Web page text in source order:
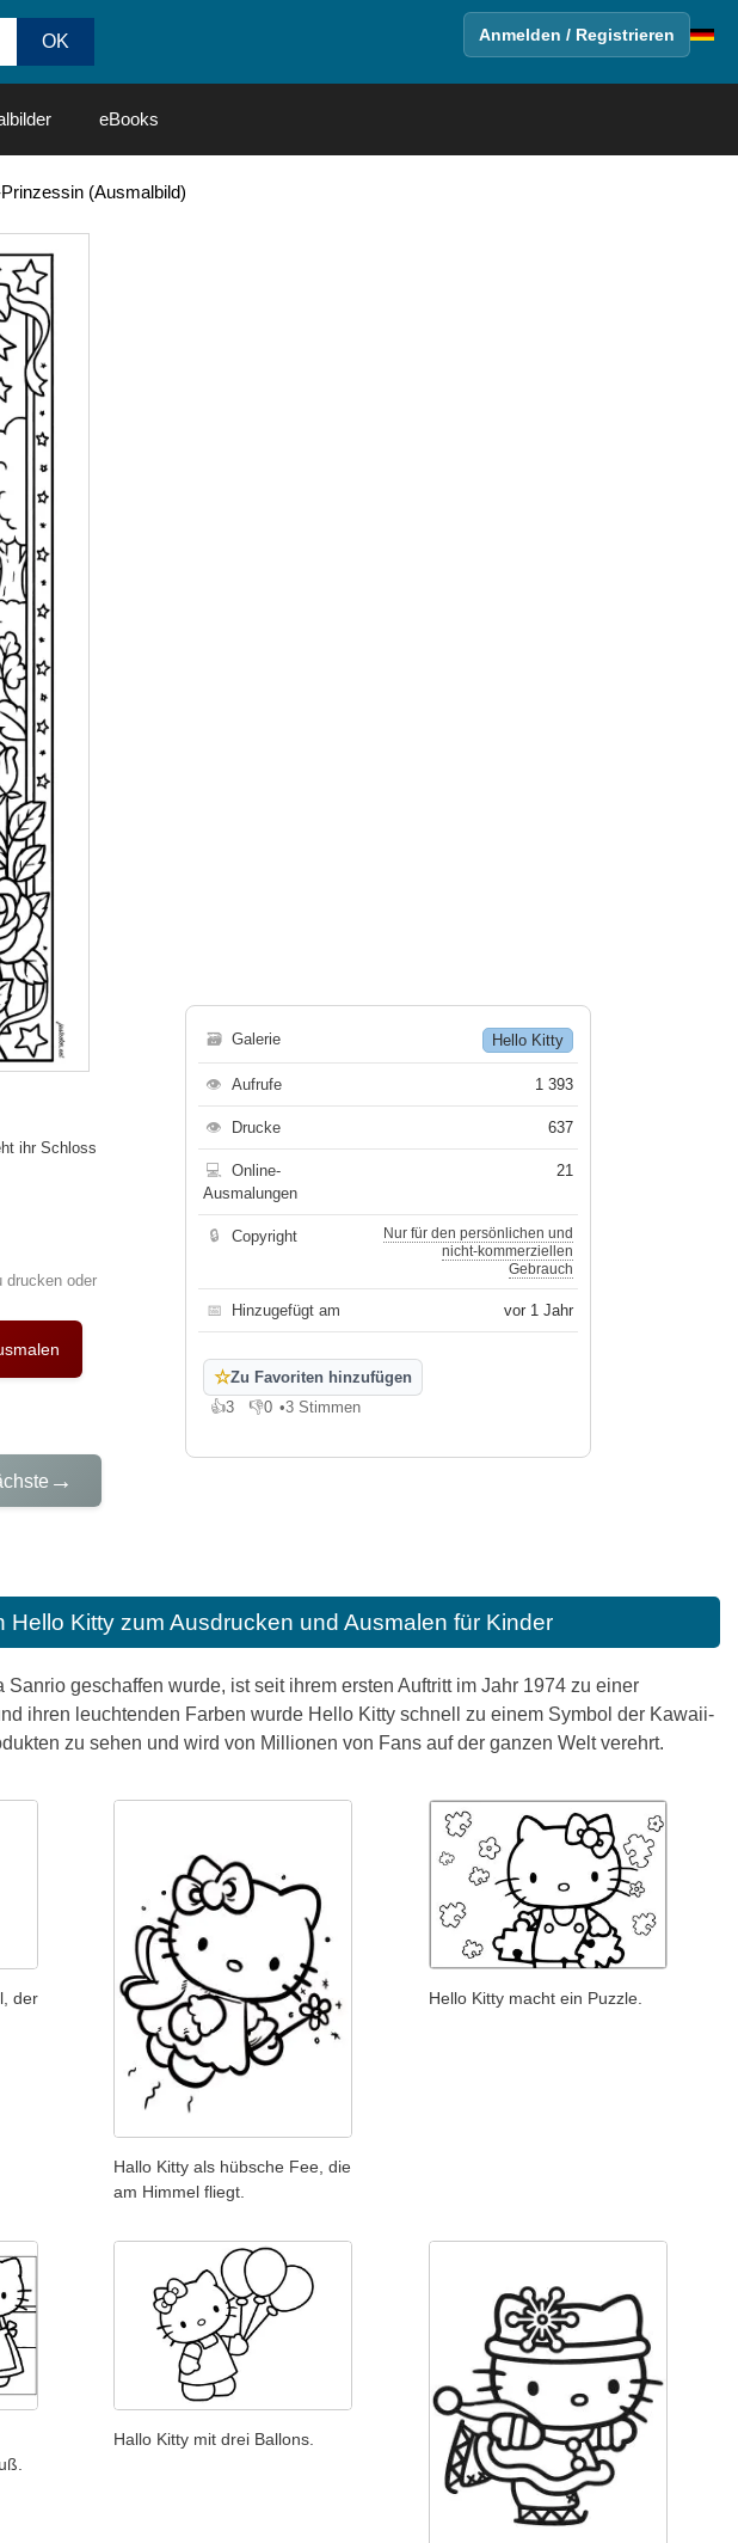
Anmelden / Registrieren
eBooks
(Ausmalbild)
ihr Schloss
drucken oder
→
🗃 Galerie Hello Kitty
👁 Aufrufe 1 393
👁 Drucke 637
💻
Online-
Ausmalungen
21
🔒 Copyright
Nur für den persönlichen und
nicht-kommerziellen
Gebrauch
📅 Hinzugefügt am vor 1 Jahr
☆Zu Favoriten hinzufügen
👍3
Gefällt mir
👎0
Gefällt mir nicht
•3 Stimmen
Hello Kitty zum Ausdrucken und Ausmalen für Kinder
geschaffen wurde, ist seit ihrem ersten Auftritt im Jahr 1974 zu einer
ihren leuchtenden Farben wurde Hello Kitty schnell zu einem Symbol der Kawaii-
zu sehen und wird von Millionen von Fans auf der ganzen Welt verehrt.
der
Hallo Kitty als hübsche Fee, die
am Himmel fliegt.
Hello Kitty macht ein Puzzle.
Hallo Kitty mit drei Ballons.